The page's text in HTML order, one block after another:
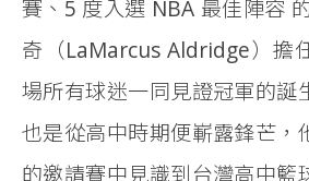
賽、5 度入選 NBA 最佳陣容
奇（LaMarcus Aldridge）擔
場所有球迷一同見證冠軍的誕
也是從高中時期便嶄露鋒芒，
的邀請賽中見識到台灣高中籃